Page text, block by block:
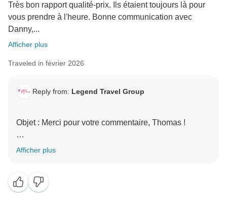
Très bon rapport qualité-prix. Ils étaient toujours là pour
vous prendre à l'heure. Bonne communication avec
Danny,...
Afficher plus
Traveled in février 2026
Reply from: Legend Travel Group
Objet : Merci pour votre commentaire, Thomas !
Cher Thomas Denninger,
nous vous remercions d'avoir pris le temps de nous
faire part de votre expérience 5 étoiles !
Afficher plus